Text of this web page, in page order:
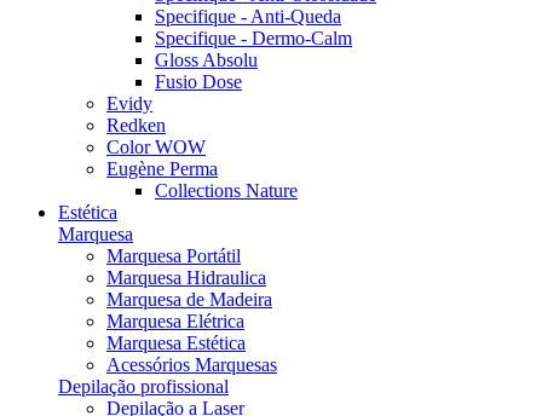
Specifique - Anti-Queda
Specifique - Dermo-Calm
Gloss Absolu
Fusio Dose
Evidy
Redken
Color WOW
Eugène Perma
Collections Nature
Estética
Marquesa
Marquesa Portátil
Marquesa Hidraulica
Marquesa de Madeira
Marquesa Elétrica
Marquesa Estética
Acessórios Marquesas
Depilação profissional
Depilação a Laser